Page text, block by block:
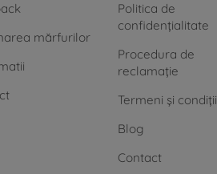
mărfurilor
Politica de
confidențialitate
Procedura de
reclamație
Termeni și condiții
Blog
Contact